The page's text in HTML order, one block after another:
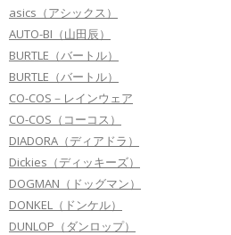
asics（アシックス）
AUTO-BI（山田辰）
BURTLE（バートル）
BURTLE（バートル）
CO-COS－レインウェア
CO-COS（コーコス）
DIADORA（ディアドラ）
Dickies（ディッキーズ）
DOGMAN（ドッグマン）
DONKEL（ドンケル）
DUNLOP（ダンロップ）